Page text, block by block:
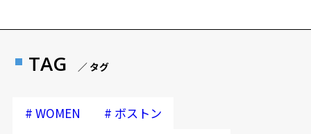
TAG ／ タグ
# WOMEN # ボストン